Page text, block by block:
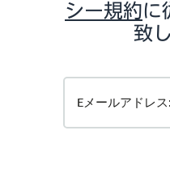
シー規約に
致